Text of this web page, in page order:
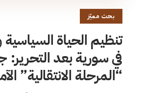
بحث مميّز
تنظيم الحياة السياسية
في سورية بعد التحرير:
“المرحلة الانتقالية”